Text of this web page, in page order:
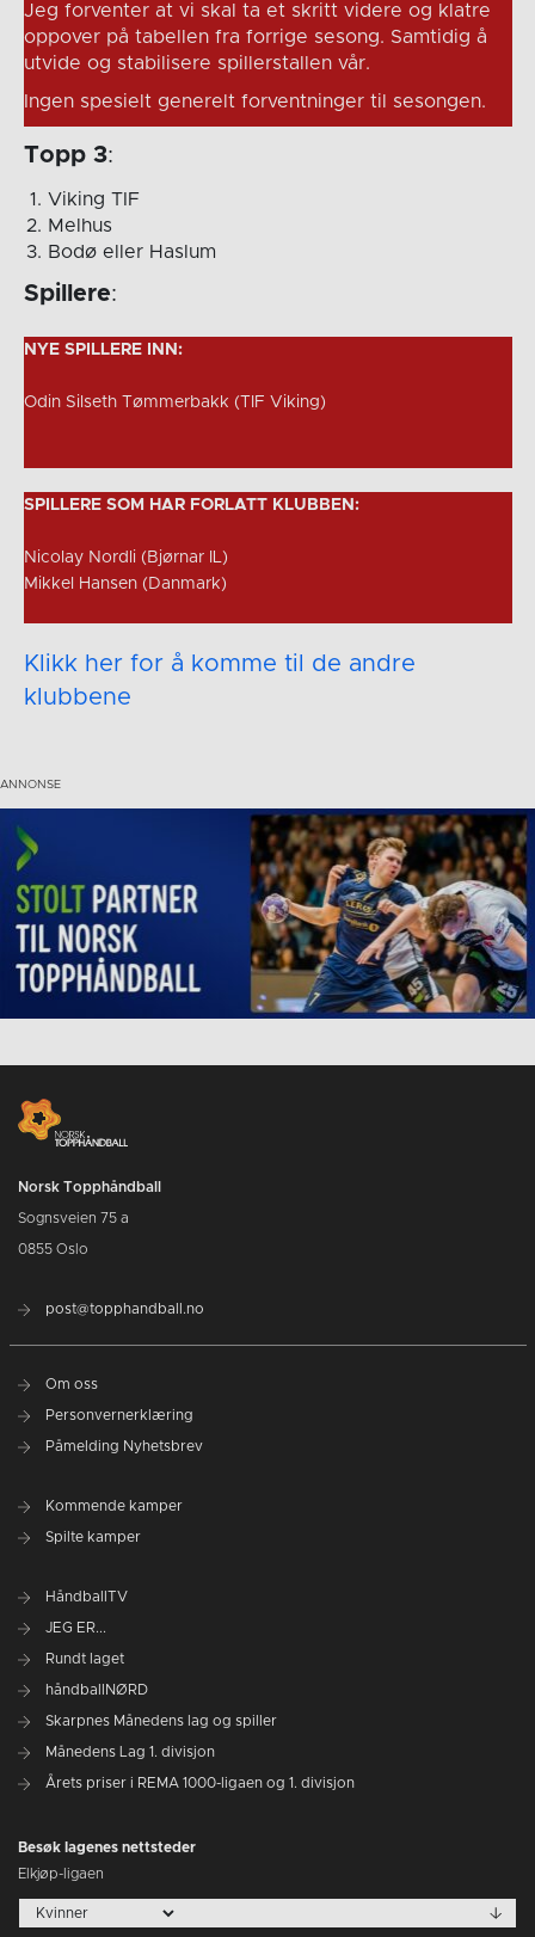
Jeg forventer at vi skal ta et skritt videre og klatre
oppover på tabellen fra forrige sesong. Samtidig å
utvide og stabilisere spillerstallen vår.
Ingen spesielt generelt forventninger til sesongen.
Topp 3:
Viking TIF
Melhus
Bodø eller Haslum
Spillere:
NYE SPILLERE INN:
Odin Silseth Tømmerbakk (TIF Viking)
SPILLERE SOM HAR FORLATT KLUBBEN:
Nicolay Nordli (Bjørnar IL)
Mikkel Hansen (Danmark)
Klikk her for å komme til de andre
klubbene
Norsk Topphåndball
Sognsveien 75 a
0855 Oslo
post@topphandball.no
Om oss
Personvernerklæring
Påmelding Nyhetsbrev
Kommende kamper
Spilte kamper
HåndballTV
JEG ER...
Rundt laget
håndballNØRD
Skarpnes Månedens lag og spiller
Månedens Lag 1. divisjon
Årets priser i REMA 1000-ligaen og 1. divisjon
Besøk lagenes nettsteder
Elkjøp-ligaen